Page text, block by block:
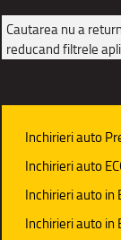
Cautarea nu a
reducand filtrele
Inchirieri auto
Inchirieri auto
Inchirieri auto in
Inchirieri auto in